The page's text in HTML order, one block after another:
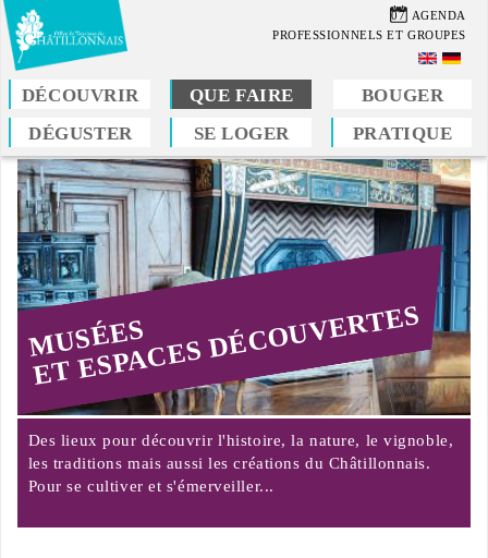
Aller
au
contenu
principal
07 AGENDA
PROFESSIONNELS ET GROUPES
DÉCOUVRIR QUE FAIRE
BOUGER
DÉGUSTER
SE LOGER PRATIQUE
Vous
êtes
ici
MUSÉES
ET ESPACES DÉCOUVERTES
Des lieux pour découvrir l'histoire, la nature, le vignoble,
les traditions mais aussi les créations du Châtillonnais.
Pour se cultiver et s'émerveiller...